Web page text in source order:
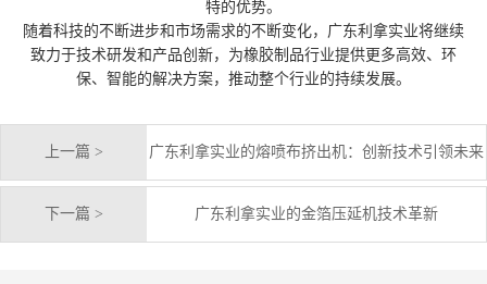
特的优势。
随着科技的不断进步和市场需求的不断变化，广东利拿实业将继续
致力于技术研发和产品创新，为橡胶制品行业提供更多高效、环
保、智能的解决方案，推动整个行业的持续发展。
上一篇 > 广东利拿实业的熔喷布挤出机：创新技术引领未来
下一篇 > 广东利拿实业的金箔压延机技术革新